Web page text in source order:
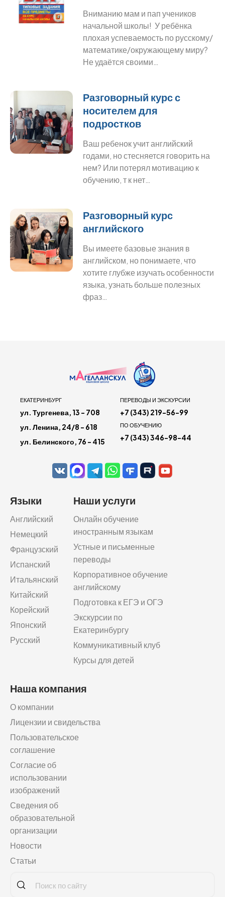
Вниманию мам и пап учеников
начальной школы! У ребёнка
плохая успеваемость по русскому/
математике/окружающему миру?
Не удаётся своими…
Разговорный курс с
носителем для
подростков
Ваш ребенок учит английский
годами, но стесняется говорить на
нем? Или потерял мотивацию к
обучению, т к нет…
Разговорный курс
английского
Вы имеете базовые знания в
английском, но понимаете, что
хотите глубже изучать особенности
языка, узнать больше полезных
фраз…
ЕКАТЕРИНБУРГ
ул. Тургенева, 13 - 708
ул. Ленина, 24/8 - 618
ул. Белинского, 76 - 415
ПЕРЕВОДЫ И ЭКСКУРСИИ
+7 (343) 219-56-99
ПО ОБУЧЕНИЮ
+7 (343) 346-98-44
Языки
Английский
Немецкий
Французский
Испанский
Итальянский
Китайский
Корейский
Японский
Русский
Наши услуги
Онлайн обучение
иностранным языкам
Устные и письменные
переводы
Корпоративное обучение
английскому
Подготовка к ЕГЭ и ОГЭ
Экскурсии по
Екатеринбургу
Коммуникативный клуб
Курсы для детей
Наша компания
О компании
Лицензии и свидельства
Пользовательское
соглашение
Согласие об
использовании
изображений
Сведения об
образовательной
организации
Новости
Статьи